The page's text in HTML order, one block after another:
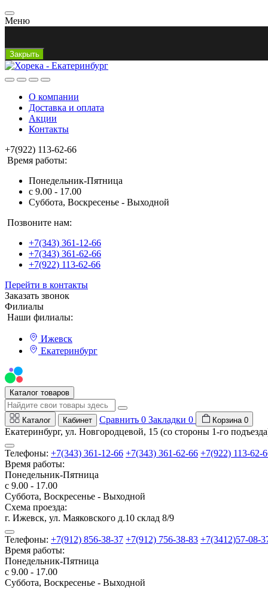
Меню
Закрыть
О компании
Доставка и оплата
Акции
Контакты
+7(922) 113-62-66
Время работы:
Понедельник-Пятница
с 9.00 - 17.00
Суббота, Воскресенье - Выходной
Позвоните нам:
+7(343) 361-12-66
+7(343) 361-62-66
+7(922) 113-62-66
Перейти в контакты
Заказать звонок
Филиалы
Наши филиалы:
Ижевск
Екатеринбург
Каталог товаров
Каталог Кабинет Сравнить 0 Закладки 0 Корзина 0
Екатеринбург, ул. Новгородцевой, 15 (со стороны 1-го
Телефоны: +7(343) 361-12-66 +7(343) 361-62-66 +7(922) 113-62-
Время работы:
Понедельник-Пятница
с 9.00 - 17.00
Суббота, Воскресенье - Выходной
Схема проезда:
г. Ижевск, ул. Маяковского д.10 склад 8/9
Телефоны: +7(912) 856-38-37 +7(912) 756-38-83 +7(3412)57-08-
Время работы:
Понедельник-Пятница
с 9.00 - 17.00
Суббота, Воскресенье - Выходной